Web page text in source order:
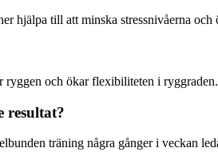
hjälpa till att minska stressnivåerna
ryggen och ökar flexibiliteten i ryggraden.
resultat?
träning några gånger i veckan